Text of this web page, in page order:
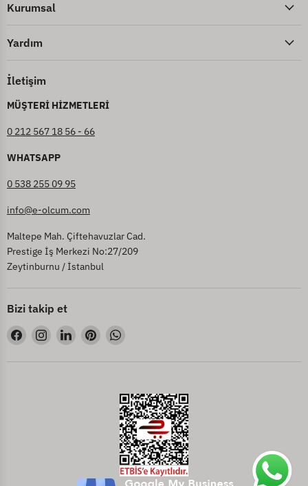
Kurumsal
Yardım
İletişim
MÜŞTERİ HİZMETLERİ
0 212 567 18 56 - 66
WHATSAPP
0 538 255 09 95
info@e-olcum.com
Maltepe Mah. Çiftehavuzlar Cad.
Prestige İş Merkezi No:27/209
Zeytinburnu / İstanbul
Bizi takip et
Bizi
Facebook&#39;de
bul
Bizi
Instagram&#39;de
bul
Bizi
LinkedIn&#39;de
bul
Bizi
Pinterest&#39;de
bul
Bizi
bul